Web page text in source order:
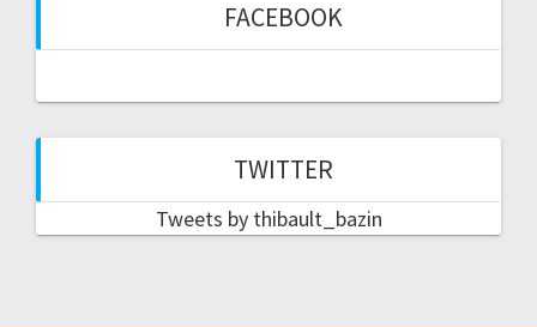
FACEBOOK
TWITTER
Tweets by thibault_bazin